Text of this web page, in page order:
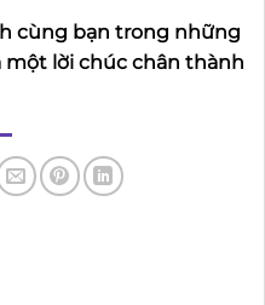
cùng bạn trong những
một lời chúc chân thành